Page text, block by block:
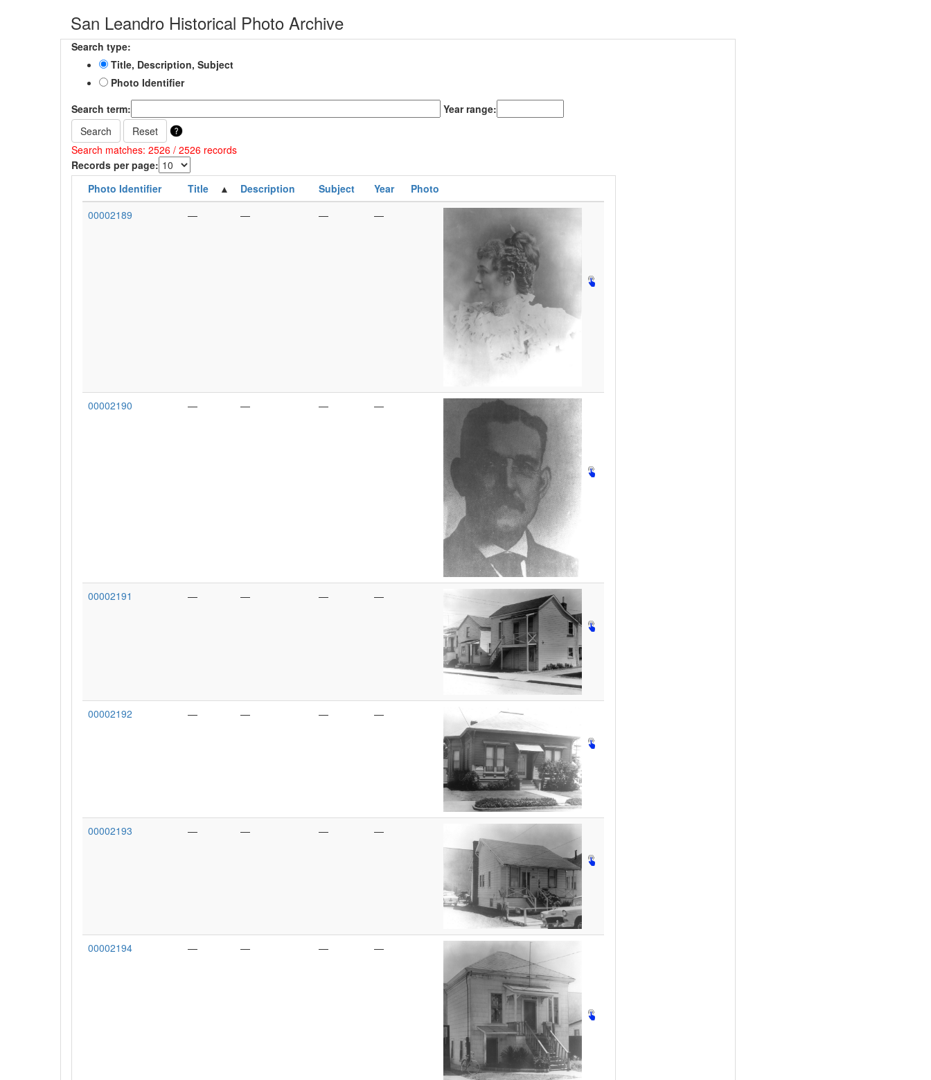
San Leandro Historical Photo Archive
Search type:
Title, Description, Subject
Photo Identifier
Search term:
Year range:
Search
Reset
Search matches: 2526 / 2526 records
Records per page:
Photo Identifier
Title Description Subject Year
Photo
00002189
— — — —
00002190 — — — —
00002191 — — — —
00002192 — — — —
00002193 — — — —
00002194 — — — —